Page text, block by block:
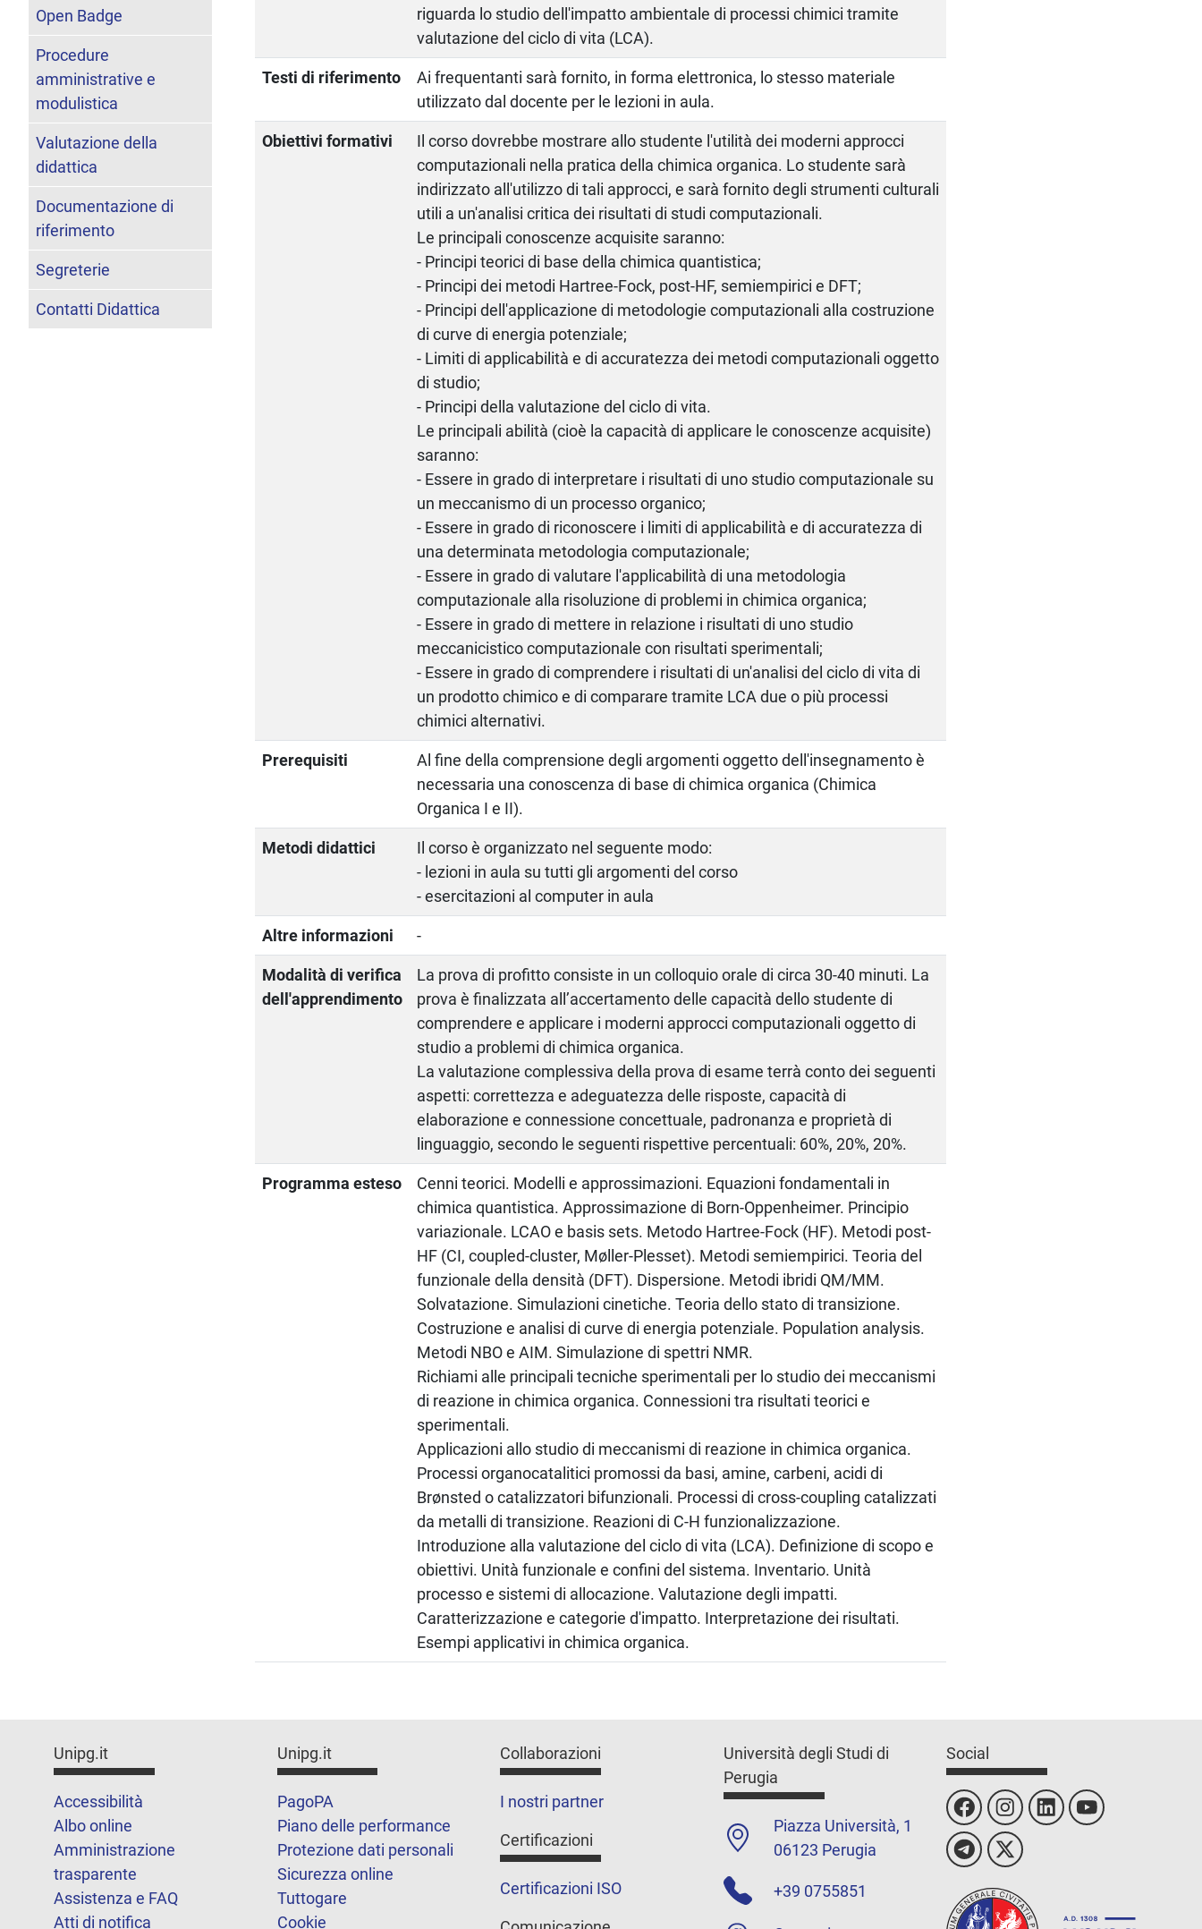
riguarda lo studio dell'impatto ambientale di processi chimici tramite
valutazione del ciclo di vita (LCA).
Testi di riferimento
Ai frequentanti sarà fornito, in forma elettronica, lo stesso materiale
utilizzato dal docente per le lezioni in aula.
Obiettivi formativi
Il corso dovrebbe mostrare allo studente l'utilità dei moderni approcci
computazionali nella pratica della chimica organica. Lo studente sarà
indirizzato all'utilizzo di tali approcci, e sarà fornito degli strumenti culturali
utili a un'analisi critica dei risultati di studi computazionali.
Le principali conoscenze acquisite saranno:
- Principi teorici di base della chimica quantistica;
- Principi dei metodi Hartree-Fock, post-HF, semiempirici e DFT;
- Principi dell'applicazione di metodologie computazionali alla costruzione
di curve di energia potenziale;
- Limiti di applicabilità e di accuratezza dei metodi computazionali oggetto
di studio;
- Principi della valutazione del ciclo di vita.
Le principali abilità (cioè la capacità di applicare le conoscenze acquisite)
saranno:
- Essere in grado di interpretare i risultati di uno studio computazionale su
un meccanismo di un processo organico;
- Essere in grado di riconoscere i limiti di applicabilità e di accuratezza di
una determinata metodologia computazionale;
- Essere in grado di valutare l'applicabilità di una metodologia
computazionale alla risoluzione di problemi in chimica organica;
- Essere in grado di mettere in relazione i risultati di uno studio
meccanicistico computazionale con risultati sperimentali;
- Essere in grado di comprendere i risultati di un'analisi del ciclo di vita di
un prodotto chimico e di comparare tramite LCA due o più processi
chimici alternativi.
Prerequisiti
Al fine della comprensione degli argomenti oggetto dell'insegnamento è
necessaria una conoscenza di base di chimica organica (Chimica
Organica I e II).
Metodi didattici
Il corso è organizzato nel seguente modo:
- lezioni in aula su tutti gli argomenti del corso
- esercitazioni al computer in aula
Altre informazioni -
Modalità di verifica
dell'apprendimento
La prova di profitto consiste in un colloquio orale di circa 30-40 minuti. La
prova è finalizzata all’accertamento delle capacità dello studente di
comprendere e applicare i moderni approcci computazionali oggetto di
studio a problemi di chimica organica.
La valutazione complessiva della prova di esame terrà conto dei seguenti
aspetti: correttezza e adeguatezza delle risposte, capacità di
elaborazione e connessione concettuale, padronanza e proprietà di
linguaggio, secondo le seguenti rispettive percentuali: 60%, 20%, 20%.
Programma esteso
Cenni teorici. Modelli e approssimazioni. Equazioni fondamentali in
chimica quantistica. Approssimazione di Born-Oppenheimer. Principio
variazionale. LCAO e basis sets. Metodo Hartree-Fock (HF). Metodi post-
HF (CI, coupled-cluster, Møller-Plesset). Metodi semiempirici. Teoria del
funzionale della densità (DFT). Dispersione. Metodi ibridi QM/MM.
Solvatazione. Simulazioni cinetiche. Teoria dello stato di transizione.
Costruzione e analisi di curve di energia potenziale. Population analysis.
Metodi NBO e AIM. Simulazione di spettri NMR.
Richiami alle principali tecniche sperimentali per lo studio dei meccanismi
di reazione in chimica organica. Connessioni tra risultati teorici e
sperimentali.
Applicazioni allo studio di meccanismi di reazione in chimica organica.
Processi organocatalitici promossi da basi, amine, carbeni, acidi di
Brønsted o catalizzatori bifunzionali. Processi di cross-coupling catalizzati
da metalli di transizione. Reazioni di C-H funzionalizzazione.
Introduzione alla valutazione del ciclo di vita (LCA). Definizione di scopo e
obiettivi. Unità funzionale e confini del sistema. Inventario. Unità
processo e sistemi di allocazione. Valutazione degli impatti.
Caratterizzazione e categorie d'impatto. Interpretazione dei risultati.
Esempi applicativi in chimica organica.
Open Badge
Procedure
amministrative e
modulistica
Valutazione della
didattica
Documentazione di
riferimento
Segreterie
Contatti Didattica
Unipg.it
Accessibilità
Albo online
Amministrazione
trasparente
Assistenza e FAQ
Atti di notifica
Unipg.it
PagoPA
Piano delle performance
Protezione dati personali
Sicurezza online
Tuttogare
Cookie
Collaborazioni
I nostri partner
Certificazioni
Certificazioni ISO
Università degli Studi di
Perugia
Piazza Università, 1
06123 Perugia
+39 0755851
Social